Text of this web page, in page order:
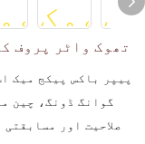
تھوک واٹر پروف
پیپر باکس پیکج میک
گوانگ ڈونگ، چین
صلاحیت اور